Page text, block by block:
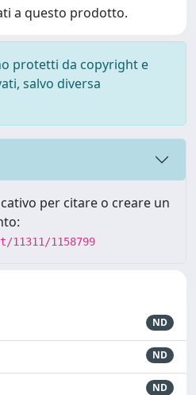
a questo prodotto.
protetti da copyright e
salvo diversa
per citare o creare un
1158799
ND
ND
ND